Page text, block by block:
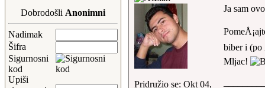
Pesto i Besamel?
07-Jul-2015 11:33:07
ceca:
jedu mi se Krofne oe
Å¡uplja Maskina... na
Proplanku tamo negdije uz
Dunav i one dvije
igracke,pozdrav Proplanku
16-May-2015 10:02:55
Dobrodošli Anonimni
Nadimak
Šifra
Sigurnosni
kod
Upiši
Pridružio se: Okt 04,
Ja sam
biber i (po
Mljac!